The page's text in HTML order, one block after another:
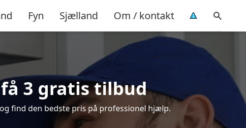
Fyn Sjælland Om / kontakt
3 gratis tilbud
find den bedste pris på professionel hjælp.